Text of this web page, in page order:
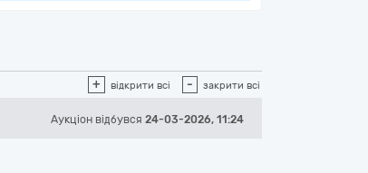
+ відкрити всі - закрити всі
Аукціон відбувся 24-03-2026, 11:24